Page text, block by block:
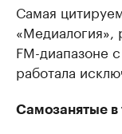
Самая
«Медиалогия»,
FM-диапазоне
работала
Самозанятые в